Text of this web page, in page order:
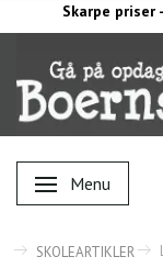
Skarpe priser
Skifte navigation
Menu
SKOLEARTIKLER